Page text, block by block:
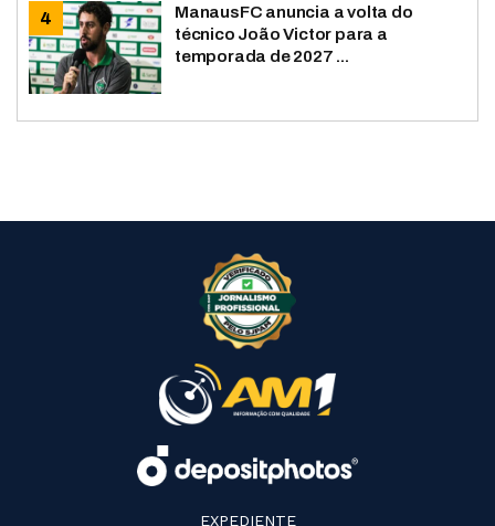
ManausFC anuncia a volta do
técnico João Victor para a
temporada de 2027 ...
EXPEDIENTE